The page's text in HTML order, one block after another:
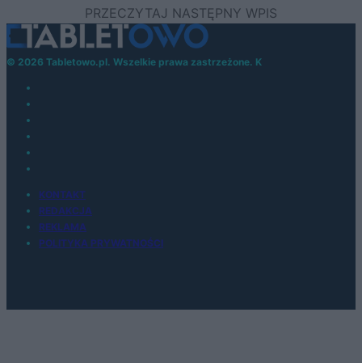
© 2026 Tabletowo.pl. Wszelkie prawa zastrzeżone. K
KONTAKT
REDAKCJA
REKLAMA
POLITYKA PRYWATNOŚCI